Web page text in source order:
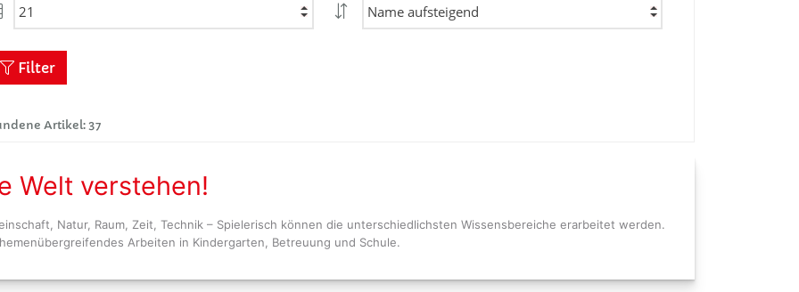
Artikel: 37
Filter
Welt verstehen!
Natur, Raum, Zeit, Technik – Spielerisch können die unterschiedlichsten Wissensbereiche erarbeitet werden.
Arbeiten in Kindergarten, Betreuung und Schule.